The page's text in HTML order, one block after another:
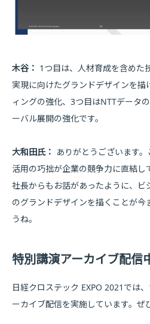
木谷： 1つ目は、人材育成を含めた
実現に向けたグランドデザインを描
ィングの強化、3つ目はNTTデータ
ーバル展開の強化です。
大和田氏： ありがとうございます
活用の巧拙が企業の競争力に直結
社長からもお話があったように、ビ
のグランドデザインを描くことが今
うね。
特別講演アーカイブ配信
日経クロステック EXPO 2021では
ーカイブ配信を実施しています。ぜ